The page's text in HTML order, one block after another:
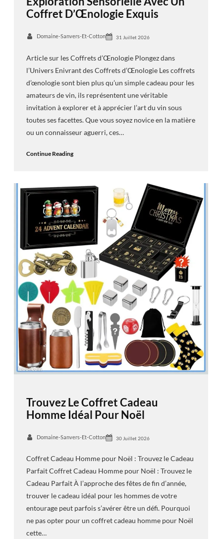
Coffret D’Œnologie Exquis
Domaine-Sanvers-Et-Cotton 31 Juillet 2026
Article sur les Coffrets d’Œnologie Plongez dans
l’Univers Enivrant des Coffrets d’Œnologie Les coffrets
d’œnologie sont bien plus qu’un simple cadeau pour les
amateurs de vin, ils représentent une véritable
invitation à explorer et à apprécier l’art du vin sous
toutes ses facettes. Que vous soyez novice en la matière
ou un connaisseur aguerri, ces…
Continue Reading
Trouvez Le Coffret Cadeau
Homme Idéal Pour Noël
Domaine-Sanvers-Et-Cotton 30 Juillet 2026
Coffret Cadeau Homme pour Noël : Trouvez le Cadeau
Parfait Coffret Cadeau Homme pour Noël : Trouvez le
Cadeau Parfait À l’approche des fêtes de fin d’année,
trouver le cadeau idéal pour les hommes de votre
entourage peut parfois s’avérer être un défi. Pourquoi
ne pas opter pour un coffret cadeau homme pour Noël
cette…